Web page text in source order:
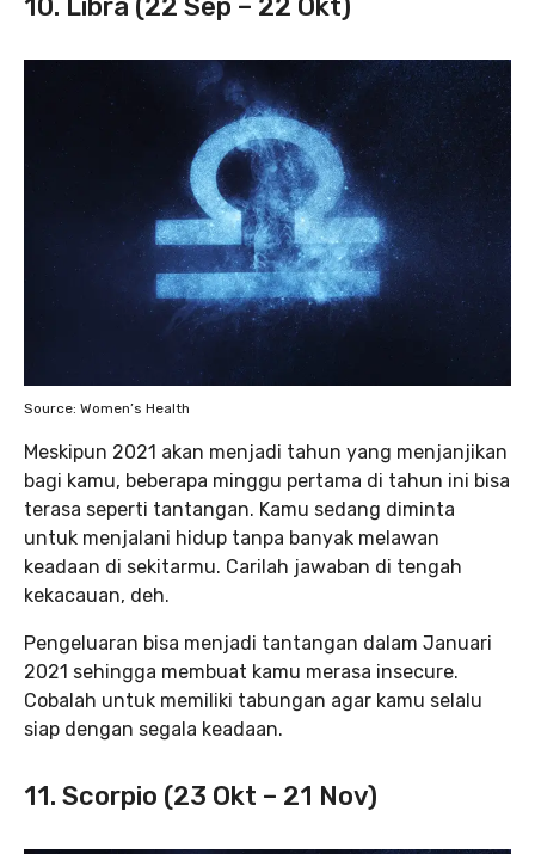
10. Libra (22 Sep – 22 Okt)
Source: Women’s Health
Meskipun 2021 akan menjadi tahun yang menjanjikan
bagi kamu, beberapa minggu pertama di tahun ini bisa
terasa seperti tantangan. Kamu sedang diminta
untuk menjalani hidup tanpa banyak melawan
keadaan di sekitarmu. Carilah jawaban di tengah
kekacauan, deh.
Pengeluaran bisa menjadi tantangan dalam Januari
2021 sehingga membuat kamu merasa insecure.
Cobalah untuk memiliki tabungan agar kamu selalu
siap dengan segala keadaan.
11. Scorpio (23 Okt – 21 Nov)